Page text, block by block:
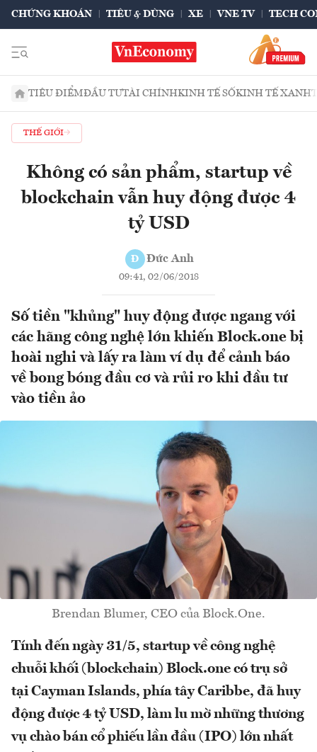
CHỨNG KHOÁN TIÊU & DÙNG XE VNE TV TECH
TIÊU ĐIỂMĐẦU TƯTÀI CHÍNHKINH TẾ SỐKINH TẾ XANH
THẾ GIỚI
Không có sản phẩm, startup về
blockchain vẫn huy động được 4
tỷ USD
Đ Đức Anh
09:41, 02/06/2018
Số tiền "khủng" huy động được ngang với
các hãng công nghệ lớn khiến Block.one bị
hoài nghi và lấy ra làm ví dụ để cảnh báo
về bong bóng đầu cơ và rủi ro khi đầu tư
vào tiền ảo
Brendan Blumer, CEO của Block.One.
Tính đến ngày 31/5, startup về công nghệ
chuỗi khối (blockchain) Block.one có trụ sở
tại Cayman Islands, phía tây Caribbe, đã huy
động được 4 tỷ USD, làm lu mờ những thương
vụ chào bán cổ phiếu lần đầu (IPO) lớn nhất